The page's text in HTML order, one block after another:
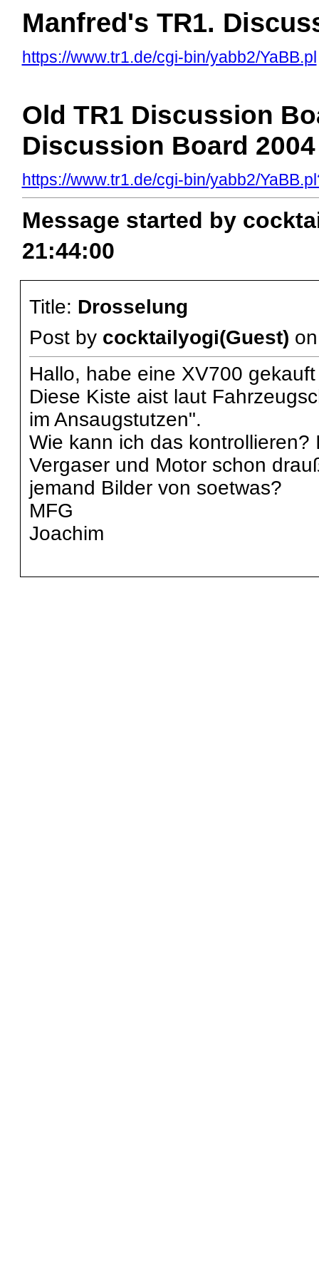
Manfred's TR1.
https://www.tr1.de/cgi-bin/yabb2/YaBB.pl
Old TR1 Discussion
Discussion Board
https://www.tr1.de/cgi-bin/yabb2/
Message started by
21:44:00
Title: Drosselung
Post by cocktailyogi(Guest)
Hallo, habe eine XV700
Diese Kiste aist laut
im Ansaugstutzen".
Wie kann ich das
Vergaser und Motor schon
jemand Bilder von soetwas?
MFG
Joachim